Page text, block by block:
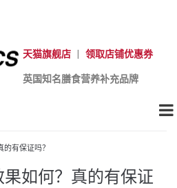
天猫旗舰店 领取店铺优惠券
英国知名膳食营养补充品牌
有保证吗？
如何？真的有保证